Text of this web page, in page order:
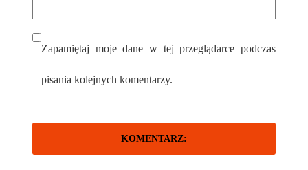
Zapamiętaj moje dane w tej przeglądarce podczas
pisania kolejnych komentarzy.